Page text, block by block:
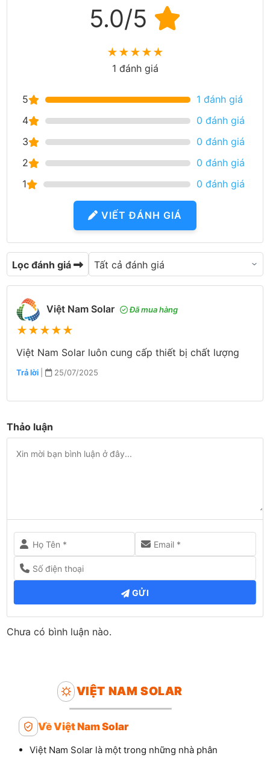
5.0/5
★★★★★
1 đánh giá
5
1 đánh giá
4
0 đánh giá
3
0 đánh giá
2
0 đánh giá
1
0 đánh giá
VIẾT ĐÁNH GIÁ
Lọc đánh giá
Việt Nam Solar Đã mua hàng
★★★★★
Việt Nam Solar luôn cung cấp thiết bị chất lượng
Trả lời | 25/07/2025
Thảo luận
GỬI
Chưa có bình luận nào.
VIỆT NAM SOLAR
Về Việt Nam Solar
Việt Nam Solar là một trong những nhà phân